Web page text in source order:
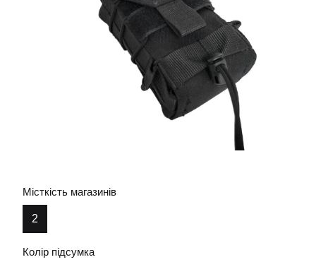
Місткість магазинів
2
Колір підсумка